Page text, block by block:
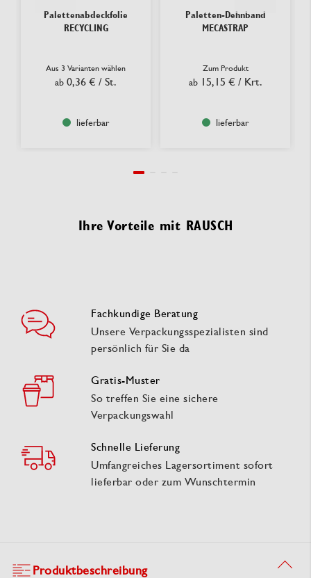
Palettenabdeckfolie
RECYCLING
Aus 3 Varianten wählen
ab 0,36 € / St.
lieferbar
Paletten-Dehnband
MECASTRAP
Zum Produkt
ab 15,15 € / Krt.
lieferbar
Ihre Vorteile mit RAUSCH
Fachkundige Beratung
Unsere Verpackungsspezialisten sind
persönlich für Sie da
Gratis-Muster
So treffen Sie eine sichere
Verpackungswahl
Schnelle Lieferung
Umfangreiches Lagersortiment sofort
lieferbar oder zum Wunschtermin
Produktbeschreibung